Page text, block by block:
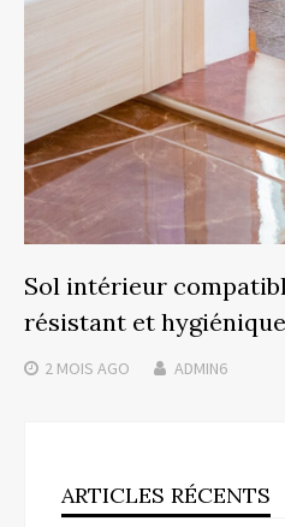
Sol intérieur
résistant et hygiénique
2 MOIS AGO ADMIN6
ARTICLES RÉCENTS